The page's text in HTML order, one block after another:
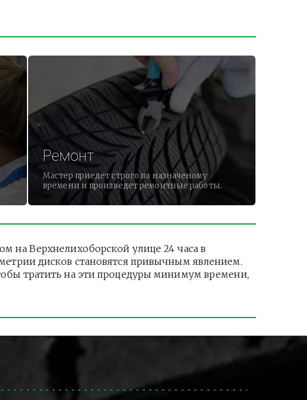
Ремонт
Мастер приедет строго по назначеному
времени и произведет ремонтные работы.
на Верхнелихоборской улице 24 часа в
дисков становятся привычным явлением.
тратить на эти процедуры минимум времени,